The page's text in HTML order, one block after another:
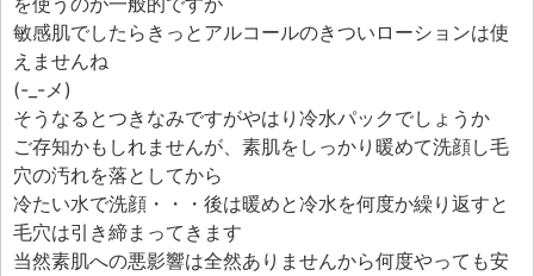
敏感肌でしたらきっとアルコールのきついローションは使
えませんね
(-_-メ)
そうなるとつきなみですがやはり冷水パックでしょうか
ご存知かもしれませんが、素肌をしっかり暖めて洗顔し毛
穴の汚れを落としてから
冷たい水で洗顔・・・後は暖めと冷水を何度か繰り返すと
毛穴は引き締まってきます
当然素肌への悪影響は全然ありませんから何度やっても安